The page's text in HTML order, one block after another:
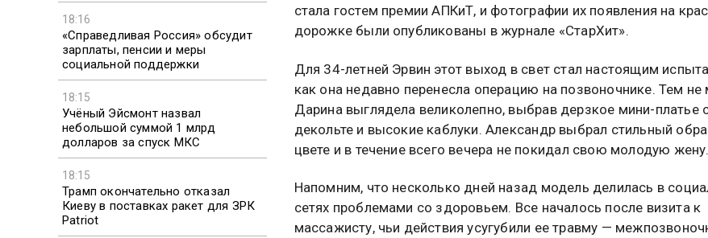
18:16
«Справедливая Россия» обсудит
зарплаты, пенсии и меры
социальной поддержки
18:15
Учёный Эйсмонт назвал
небольшой суммой 1 млрд
долларов за спуск МКС
18:15
Трамп окончательно отказал
Киеву в поставках ракет для ЗРК
Patriot
стала гостем премии АПКиТ, и фотографии их появления на
дорожке были опубликованы в журнале «СтарХит».
Для 34-летней Эрвин этот выход в свет стал настоящим
как она недавно перенесла операцию на позвоночнике. Тем не
Дарина выглядела великолепно, выбрав дерзкое мини-платье
декольте и высокие каблуки. Александр выбрал стильный
цвете и в течение всего вечера не покидал свою молодую жену.
Напомним, что несколько дней назад модель делилась в
сетях проблемами со здоровьем. Все началось после визита к
массажисту, чьи действия усугубили ее травму —